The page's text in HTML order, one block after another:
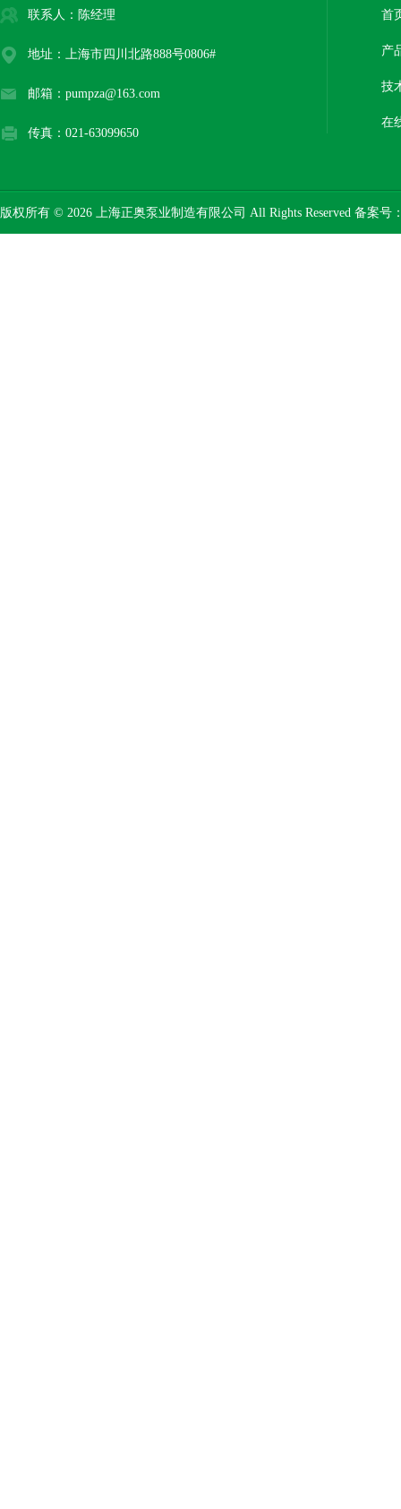
联系人：陈经理
地址：上海市四川北路888号0806#
邮箱：pumpza@163.com
传真：021-63099650
首
产
技
在
版权所有 © 2026 上海正奥泵业制造有限公司 All Rights Reserved 备案号